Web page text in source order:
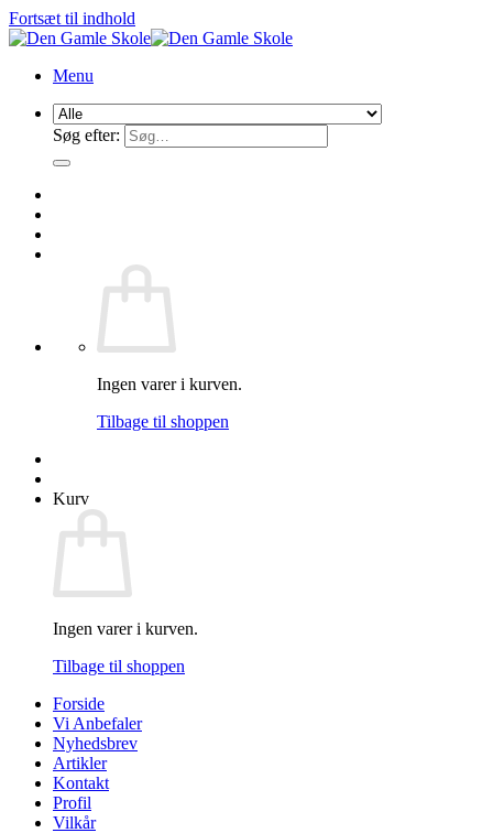
Fortsæt til indhold
Menu
Søg efter:
Ingen varer i kurven.
Tilbage til shoppen
Kurv
Ingen varer i kurven.
Tilbage til shoppen
Forside
Vi Anbefaler
Nyhedsbrev
Artikler
Kontakt
Profil
Vilkår